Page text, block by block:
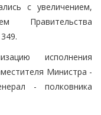
с увеличением,
Правительства
исполнения
Министра -
- полковника